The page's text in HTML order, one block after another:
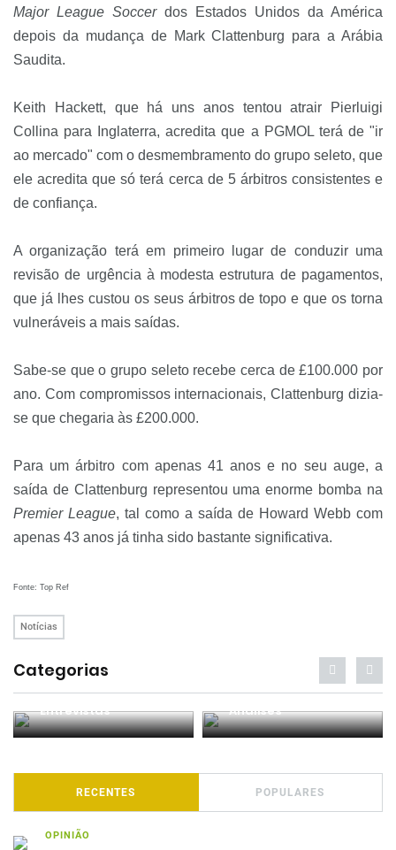
Major League Soccerdos Estados Unidos da América
depois da mudança de Mark Clattenburg para a Arábia
Saudita.
Keith Hackett, que há uns anos tentou atrair Pierluigi
Collina para Inglaterra, acredita que a PGMOL terá de "ir
ao mercado" com o desmembramento do grupo seleto, que
ele acredita que só terá cerca de 5 árbitros consistentes e
de confiança.
A organização terá em primeiro lugar de conduzir uma
revisão de urgência à modesta estrutura de pagamentos,
que já lhes custou os seus árbitros de topo e que os torna
vulneráveis a mais saídas.
Sabe-se que o grupo seleto recebe cerca de £100.000 por
ano. Com compromissos internacionais, Clattenburg dizia-
se que chegaria às £200.000.
Para um árbitro com apenas 41 anos e no seu auge, a
saída de Clattenburg representou uma enorme bomba na
Premier League, tal como a saída de Howard Webb com
apenas 43 anos já tinha sido bastante significativa.
Fonte: Top Ref
Notícias
Categorias
Entrevistas Análises
RECENTES POPULARES
OPINIÃO